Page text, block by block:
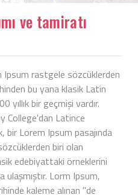
ve tamiratı
Ipsum rastgele sözcüklerden
bu yana klasik Latin
yıllık bir geçmişi vardır.
College'dan Latince
bir Lorem Ipsum pasajında
biri olan
edebiyattaki örneklerini
ulaşmıştır. Lorm Ipsum,
kaleme alınan "de